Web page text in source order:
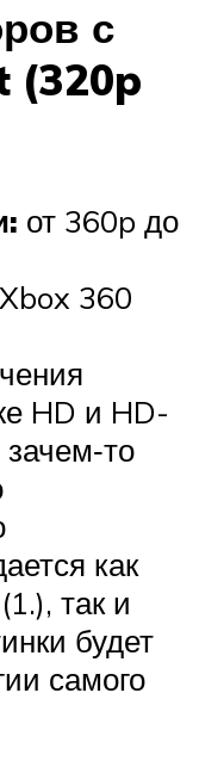
с
(320p
от 360p до
Xbox 360
HD и HD-
как
так и
будет
самого